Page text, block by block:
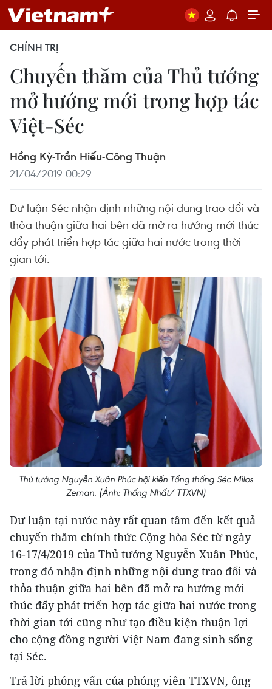
CHÍNH TRỊ
Chuyến thăm của Thủ tướng
mở hướng mới trong hợp tác
Việt-Séc
Hồng Kỳ-Trần Hiếu-Công Thuận
21/04/2019 00:29
Dư luận Séc nhận định những nội dung trao đổi và
thỏa thuận giữa hai bên đã mở ra hướng mới thúc
đẩy phát triển hợp tác giữa hai nước trong thời
gian tới.
Thủ tướng Nguyễn Xuân Phúc hội kiến Tổng thống Séc Milos
Zeman. (Ảnh: Thống Nhất/ TTXVN)
Dư luận tại nước này rất quan tâm đến kết quả
chuyến thăm chính thức Cộng hòa Séc từ ngày
16-17/4/2019 của Thủ tướng Nguyễn Xuân Phúc,
trong đó nhận định những nội dung trao đổi và
thỏa thuận giữa hai bên đã mở ra hướng mới
thúc đẩy phát triển hợp tác giữa hai nước trong
thời gian tới cũng như tạo điều kiện thuận lợi
cho cộng đồng người Việt Nam đang sinh sống
tại Séc.
Trả lời phỏng vấn của phóng viên TTXVN, ông